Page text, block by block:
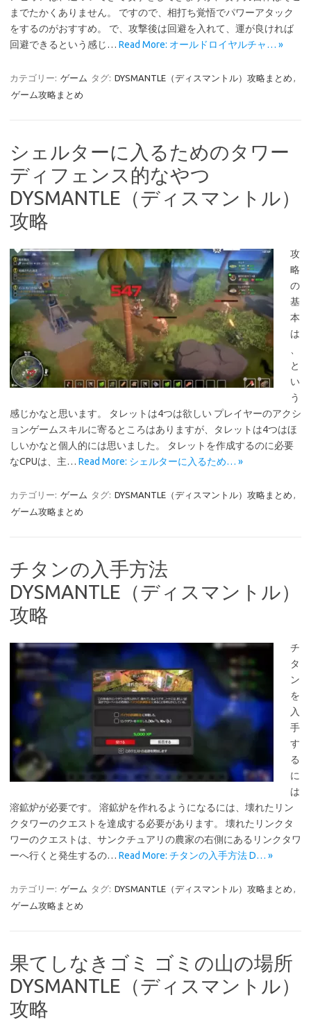
までたかくありません。 ですので、相打ち覚悟でパワーアタック
をするのがおすすめ。 で、攻撃後は回避を入れて、運が良ければ
回避できるという感じ… Read More: オールドロイヤルチャ… »
カテゴリー: ゲーム タグ: DYSMANTLE（ディスマントル）攻略まとめ ,
ゲーム攻略まとめ
シェルターに入るためのタワー
ディフェンス的なやつ
DYSMANTLE（ディスマントル）
攻略
攻
略
の
基
本
は
と
い
う
感じかなと思います。 タレットは4つは欲しい プレイヤーのアクシ
ョンゲームスキルに寄るところはありますが、タレットは4つはほ
しいかなと個人的には思いました。 タレットを作成するのに必要
なCPUは、主… Read More: シェルターに入るため… »
カテゴリー: ゲーム タグ: DYSMANTLE（ディスマントル）攻略まとめ ,
ゲーム攻略まとめ
チタンの入手方法
DYSMANTLE（ディスマントル）
攻略
チ
タ
ン
を
入
手
す
る
に
は
溶鉱炉が必要です。 溶鉱炉を作れるようになるには、壊れたリン
クタワーのクエストを達成する必要があります。 壊れたリンクタ
ワーのクエストは、サンクチュアリの農家の右側にあるリンクタワ
ーへ行くと発生するの… Read More: チタンの入手方法 D… »
カテゴリー: ゲーム タグ: DYSMANTLE（ディスマントル）攻略まとめ ,
ゲーム攻略まとめ
果てしなきゴミ ゴミの山の場所
DYSMANTLE（ディスマントル）
攻略